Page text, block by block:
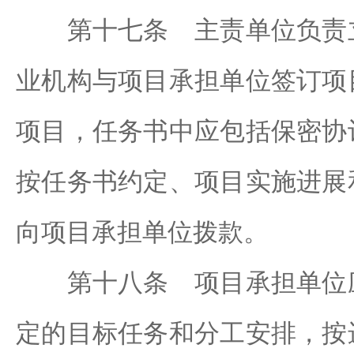
第十七条 主责单位负责
业机构与项目承担单位签订
项目，任务书中应包括保密
按任务书约定、项目实施进
向项目承担单位拨款。
第十八条 项目承担单位
定的目标任务和分工安排，